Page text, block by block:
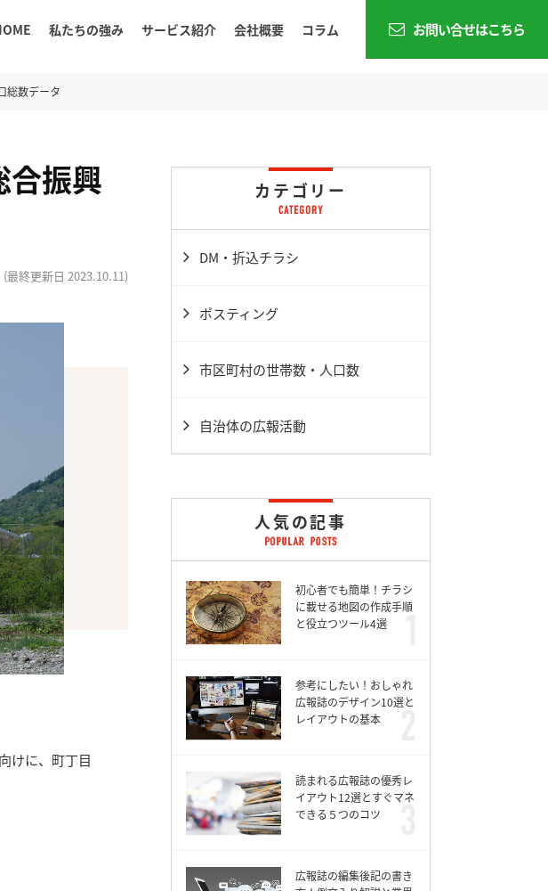
お問い合せはこちら
私たちの強み サービス紹介 会社概要 コラム
総数データ
合振興
(最終更新日 2023.10.11)
けに、町丁目
カテゴリー
DM・折込チラシ
ポスティング
市区町村の世帯数・人口数
自治体の広報活動
人気の記事
初心者でも簡単！チラシ
に載せる地図の作成手順
と役立つツール4選
参考にしたい！おしゃれ
広報誌のデザイン10選と
レイアウトの基本
読まれる広報誌の優秀レ
イアウト12選とすぐマネ
できる５つのコツ
広報誌の編集後記の書き